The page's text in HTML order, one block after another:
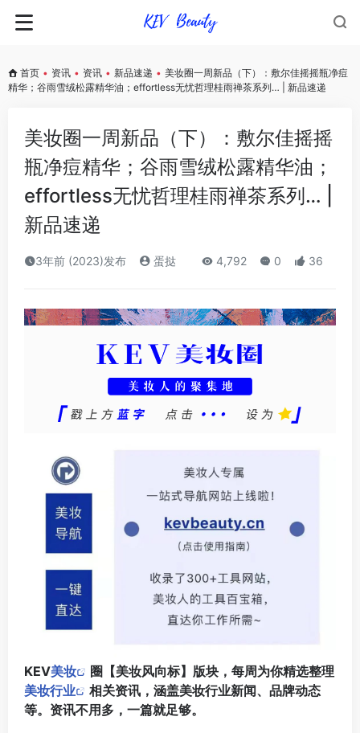
首页 • 资讯 • 资讯 • 新品速递 • 美妆圈一周新品（下）：敷尔佳摇摇瓶净痘
精华；谷雨雪绒松露精华油；effortless无忧哲理桂雨禅茶系列… | 新品速递
美妆圈一周新品（下）：敷尔佳摇摇
瓶净痘精华；谷雨雪绒松露精华油；
effortless无忧哲理桂雨禅茶系列… |
新品速递
3年前 (2023)发布 蛋挞 4,792 0 36
KEV美妆
圈【美妆风向标】版块，每周为你精选整理
美妆行业
相关资讯，涵盖美妆行业新闻、品牌动态
等。资讯不用多，一篇就足够。